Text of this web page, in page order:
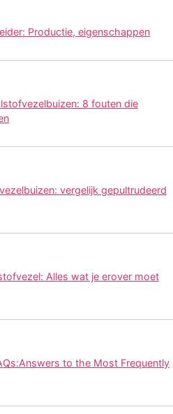
Productie, eigenschappen
8 fouten die
vergelijk gepultrudeerd
Alles wat je erover moet
to the Most Frequently